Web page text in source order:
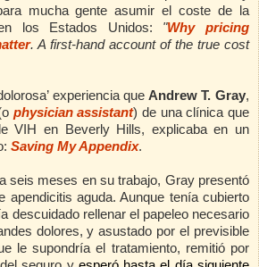
mucha gente asumir el coste de la
los Estados Unidos: "Why pricing
. A first-hand account of the true cost
experiencia que Andrew T. Gray,
physician assistant)de una clínica que
VIH en Beverly Hills, explicaba en un
Saving My Appendix.
seis meses en su trabajo, Gray presentó
apendicitis aguda. Aunque tenía cubierto
descuidado rellenar el papeleo necesario
dolores, y asustado por el previsible
le supondría el tratamiento, remitió por